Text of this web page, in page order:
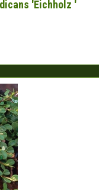
'Eichholz '